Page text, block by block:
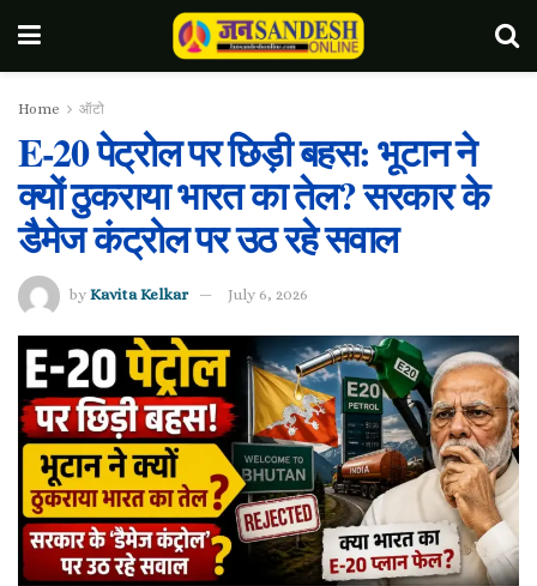
Home ऑटो
E-20 पेट्रोल पर छिड़ी बहस: भूटान ने
क्यों ठुकराया भारत का तेल? सरकार के
डैमेज कंट्रोल पर उठ रहे सवाल
by Kavita Kelkar July 6, 2026